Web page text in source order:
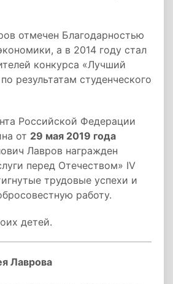
отмечен Благодарностью
а в 2014 году стал
конкурса «Лучший
результатам студенческого
Российской Федерации
от 29 мая 2019 года
Лавров награжден
перед Отечеством» IV
трудовые успехи и
работу.
детей.
Лаврова